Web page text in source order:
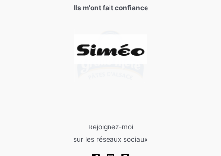
Ils m'ont fait confiance
Rejoignez-moi
sur les réseaux sociaux